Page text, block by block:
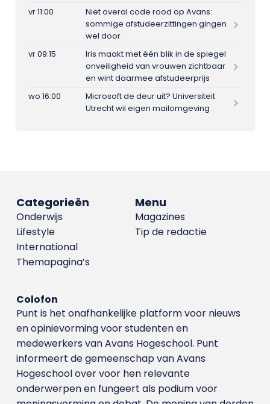
vr 11:00
Niet overal code rood op Avans:
sommige afstudeerzittingen gingen
wel door
vr 09:15
Iris maakt met één blik in de spiegel
onveiligheid van vrouwen zichtbaar
en wint daarmee afstudeerprijs
wo 16:00
Microsoft de deur uit? Universiteit
Utrecht wil eigen mailomgeving
Menu
Magazines
Tip de redactie
Categorieën
Onderwijs
Lifestyle
International
Themapagina’s
Colofon
Punt is het onafhankelijke platform voor nieuws
en opinievorming voor studenten en
medewerkers van Avans Hoge­school. Punt
informeert de gemeenschap van Avans
Hogeschool over voor hen relevante
onderwerpen en fungeert als podium voor